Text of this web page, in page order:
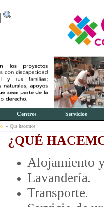
Centros Servicios
Qué hacemos
¿QUÉ
Alojamiento
Lavandería.
Transporte.